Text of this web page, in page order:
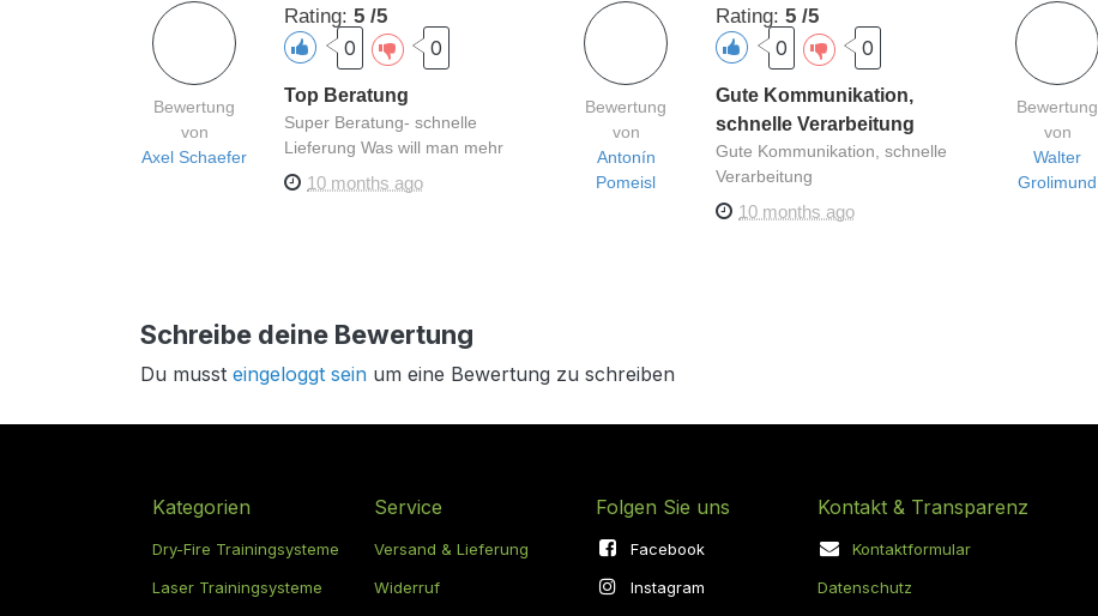
Bewertung
von
Axel Schaefer
Rating: 5 /5
0 0
Top Beratung
Super Beratung- schnelle
Lieferung Was will man mehr
10 months ago
Bewertung
von
Antonín
Pomeisl
Rating: 5 /5
0 0
Gute Kommunikation,
schnelle Verarbeitung
Gute Kommunikation, schnelle
Verarbeitung
10 months ago
Bewertung
von
Walter
Grolimund
Schreibe deine Bewertung
Du musst eingeloggt sein um eine Bewertung zu schreiben
Kategorien
Dry-Fire Trainingsysteme
Laser Trainingsysteme
Service
Versand & Lieferung
Widerruf
Folgen Sie uns
Facebook
Instagram
Kontakt & Transparenz
Kontaktformular
Datenschutz